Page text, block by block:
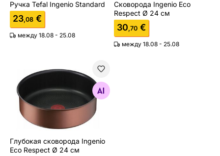
Ручка Tefal Ingenio Standard
23,08 €
между 18.08 - 25.08
Сковорода Ingenio Eco
Respect Ø 24 см
30,70 €
между 18.08 - 25.08
Глубокая сковорода Ingenio Eco Respect Ø 24 см
Найдите похожие
Глубокая сковорода Ingenio
Eco Respect Ø 24 см